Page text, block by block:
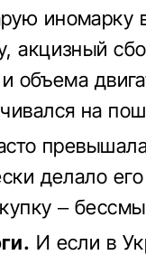
иномарку
акцизный
объема
на
делало его
–
И если в